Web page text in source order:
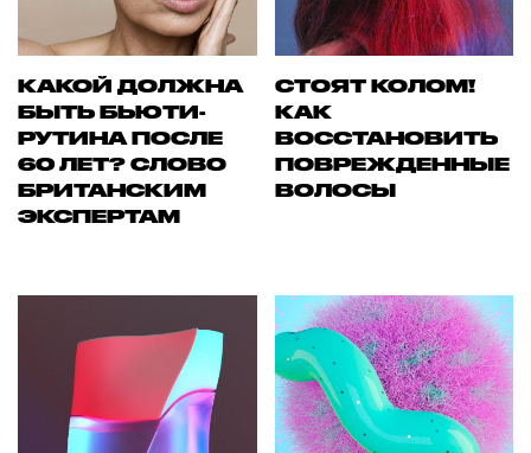
КАКОЙ ДОЛЖНА
БЫТЬ БЬЮТИ-
РУТИНА ПОСЛЕ
60 ЛЕТ? СЛОВО
БРИТАНСКИМ
ЭКСПЕРТАМ
СТОЯТ КОЛОМ!
КАК
ВОССТАНОВИТЬ
ПОВРЕЖДЕННЫЕ
ВОЛОСЫ